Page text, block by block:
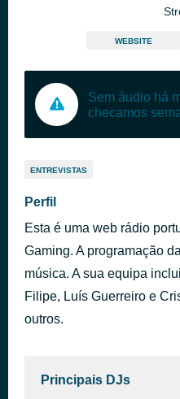
WEBSITE
Sem áudio há
checamos
ENTREVISTAS
Perfil
Esta é uma web rádio
Gaming. A programação
música. A sua equipa
Filipe, Luís Guerreiro e
outros.
Principais DJs